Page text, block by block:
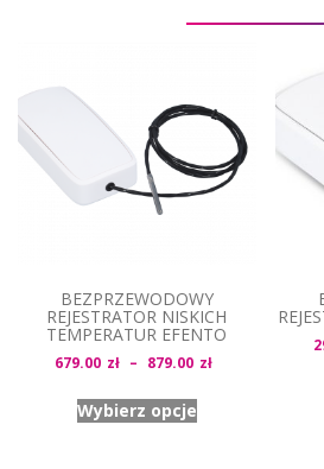
BEZPRZEWODOWY
REJESTRATOR NISKICH
TEMPERATUR EFENTO
679.00 zł – 879.00 zł
Wybierz opcje